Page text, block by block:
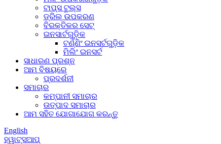
ଟାପ୍ସ ଟୁଲ୍ସ
ଡ୍ରିଲ୍ ଉପକରଣ
ବିରକ୍ତିକର ସେଟ୍
ଇନସାର୍ଟଗୁଡ଼ିକ
ଟର୍ଣ୍ଣିଂ ଇନସର୍ଟଗୁଡ଼ିକ
ମିଲିଂ ଇନସର୍ଟ
ସାଧାରଣ ପ୍ରଶ୍ନ
ଆମ ବିଷୟରେ
ପ୍ରଦର୍ଶନୀ
ସମାଚାର
କମ୍ପାନୀ ସମାଚାର
ଉତ୍ପାଦ ସମାଚାର
ଆମ ସହିତ ଯୋଗାଯୋଗ କରନ୍ତୁ
English
ହ୍ୱାଟ୍ସଆପ୍